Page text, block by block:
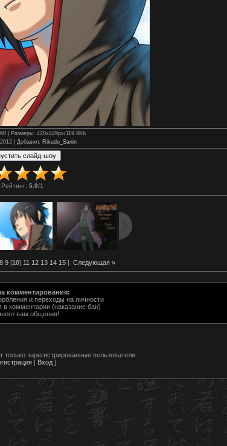
| Размеры: 420x449px/119.9Kb
| Добавил: Rikudo_Sanin
Рейтинг: 5.0/1
8 9 [10] 11 12 13 14 15 | Следующая »
комментирования:
и переходы на личности
комментарии (наказание бан)
вам общения!
зарегистрированные пользователи.
| Вход]